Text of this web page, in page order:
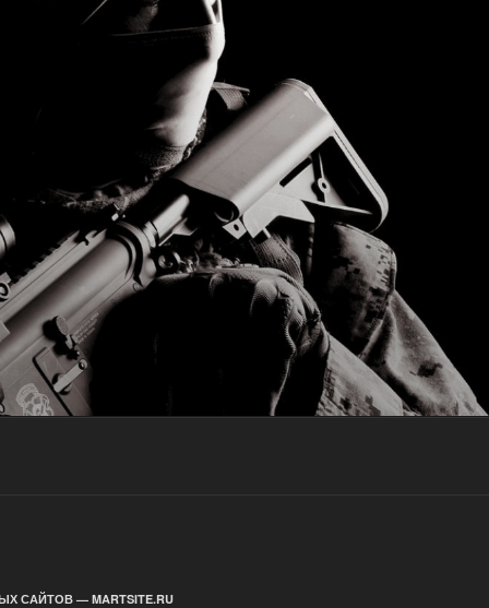
САЙТОВ — MARTSITE.RU